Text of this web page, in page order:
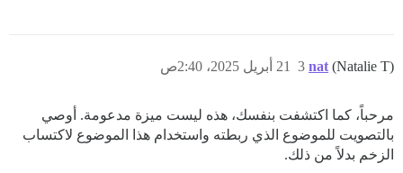
nat (Natalie T) 21 أبريل 2025، 2:40ص 3
مرحباً، كما اكتشفت بنفسك، هذه ليست ميزة مدعومة. أوصي
بالتصويت للموضوع الذي ربطته واستخدام هذا الموضوع لاكتساب
الزخم بدلاً من ذلك.